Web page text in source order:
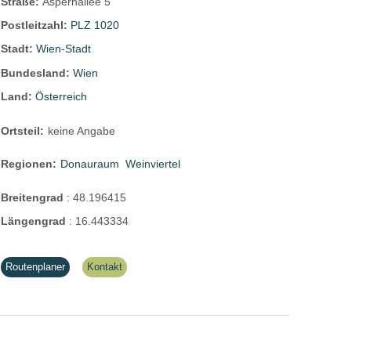
Postleitzahl: PLZ 1020
Stadt:Wien-Stadt
Bundesland:Wien
Land:Österreich
Ortsteil: keine Angabe
Regionen: Donauraum Weinviertel
Breitengrad :48.196415
Längengrad : 16.443334
Routenplaner Kontakt